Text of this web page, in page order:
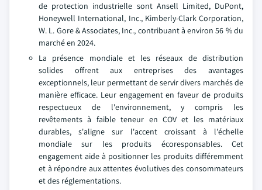
de protection industrielle sont Ansell Limited, DuPont,
Honeywell International, Inc., Kimberly-Clark Corporation,
W. L. Gore & Associates, Inc., contribuant à environ 56 % du
marché en 2024.
La présence mondiale et les réseaux de distribution
solides offrent aux entreprises des avantages
exceptionnels, leur permettant de servir divers marchés de
manière efficace. Leur engagement en faveur de produits
respectueux de l'environnement, y compris les
revêtements à faible teneur en COV et les matériaux
durables, s'aligne sur l'accent croissant à l'échelle
mondiale sur les produits écoresponsables. Cet
engagement aide à positionner les produits différemment
et à répondre aux attentes évolutives des consommateurs
et des réglementations.